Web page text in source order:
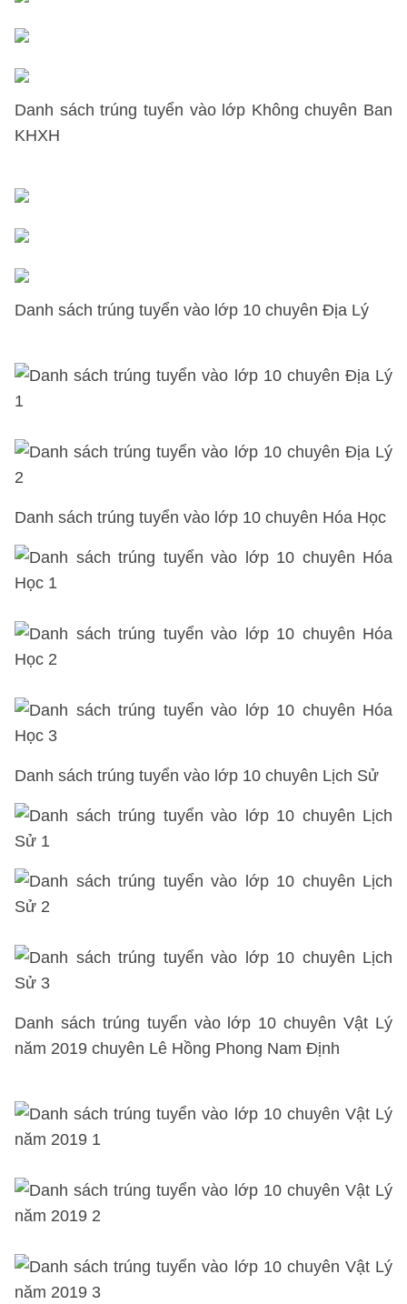
Danh sách trúng tuyển vào lớp Không chuyên Ban
KHXH
Danh sách trúng tuyển vào lớp 10 chuyên Địa Lý
Danh sách trúng tuyển vào lớp 10 chuyên Hóa Học
Danh sách trúng tuyển vào lớp 10 chuyên Lịch Sử
Danh sách trúng tuyển vào lớp 10chuyên Vật Lý
năm 2019 chuyên Lê Hồng Phong Nam Định